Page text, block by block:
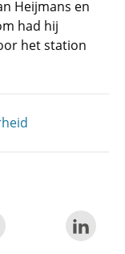
Heijmans en
had hij
het station